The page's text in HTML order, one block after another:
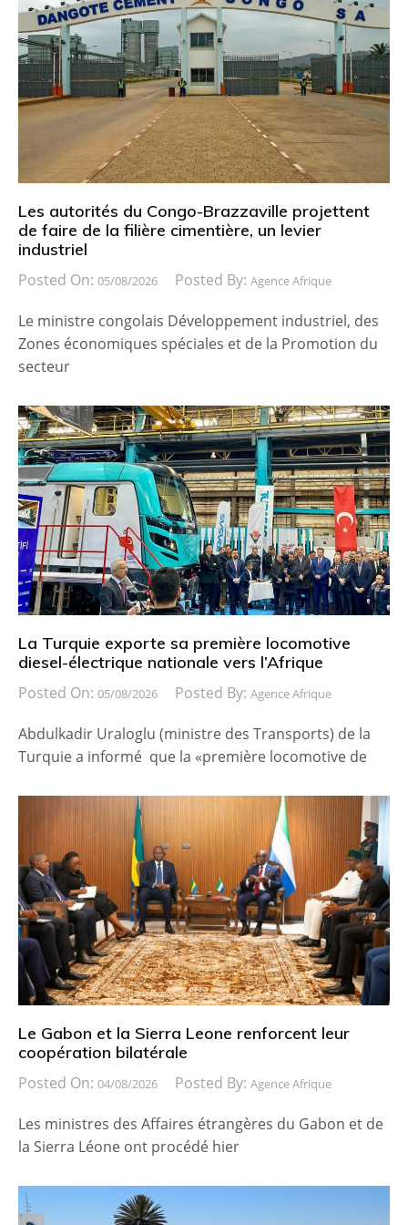
Les autorités du Congo-Brazzaville projettent
de faire de la filière cimentière, un levier
industriel
Posted On: 05/08/2026 Posted By: Agence Afrique
Le ministre congolais Développement industriel, des
Zones économiques spéciales et de la Promotion du
secteur
La Turquie exporte sa première locomotive
diesel-électrique nationale vers l’Afrique
Posted On: 05/08/2026 Posted By: Agence Afrique
Abdulkadir Uraloglu (ministre des Transports) de la
Turquie a informé que la «première locomotive de
Le Gabon et la Sierra Leone renforcent leur
coopération bilatérale
Posted On: 04/08/2026 Posted By: Agence Afrique
Les ministres des Affaires étrangères du Gabon et de
la Sierra Léone ont procédé hier